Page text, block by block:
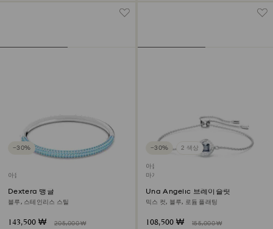
−30%
아울렛
Dextera 뱅글
블루, 스테인리스 스틸
143,500 ₩ 205,000 ₩
−30% 2 색상
아울렛
마지막 구입 기회
Una Angelic 브레이슬릿
믹스 컷, 블루, 로듐 플래팅
108,500 ₩ 155,000 ₩